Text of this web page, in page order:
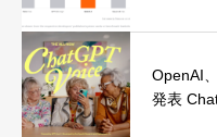
OpenAI
発表